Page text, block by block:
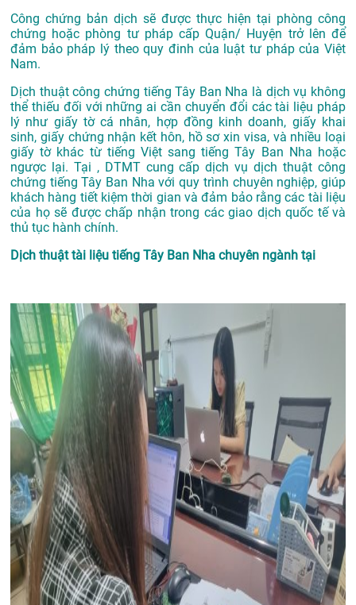
Công chứng bản dịch sẽ được thực hiện tại phòng công
chứng hoặc phòng tư pháp cấp Quận/ Huyện trở lên để
đảm bảo pháp lý theo quy đinh của luật tư pháp của Việt
Nam.
Dịch thuật công chứng tiếng Tây Ban Nha là dịch vụ không
thể thiếu đối với những ai cần chuyển đổi các tài liệu pháp
lý như giấy tờ cá nhân, hợp đồng kinh doanh, giấy khai
sinh, giấy chứng nhận kết hôn, hồ sơ xin visa, và nhiều loại
giấy tờ khác từ tiếng Việt sang tiếng Tây Ban Nha hoặc
ngược lại. Tại , DTMT cung cấp dịch vụ dịch thuật công
chứng tiếng Tây Ban Nha với quy trình chuyên nghiệp, giúp
khách hàng tiết kiệm thời gian và đảm bảo rằng các tài liệu
của họ sẽ được chấp nhận trong các giao dịch quốc tế và
thủ tục hành chính.
Dịch thuật tài liệu tiếng Tây Ban Nha chuyên ngành tại